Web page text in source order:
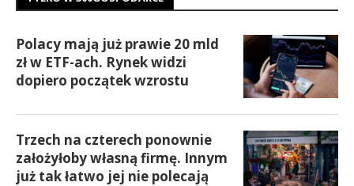
Polacy mają już prawie 20 mld
zł w ETF-ach. Rynek widzi
dopiero początek wzrostu
Trzech na czterech ponownie
założyłoby własną firmę. Innym
już tak łatwo jej nie polecają